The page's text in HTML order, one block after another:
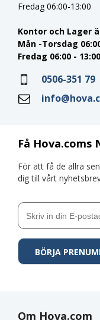
Få Hova.coms
För att få de allra
dig till vårt
Fredag 06:00-13:00
Kontor och Lager
Mån -Torsdag
Fredag 06:00 - 13:00
0506-351 79
Om Hova.com